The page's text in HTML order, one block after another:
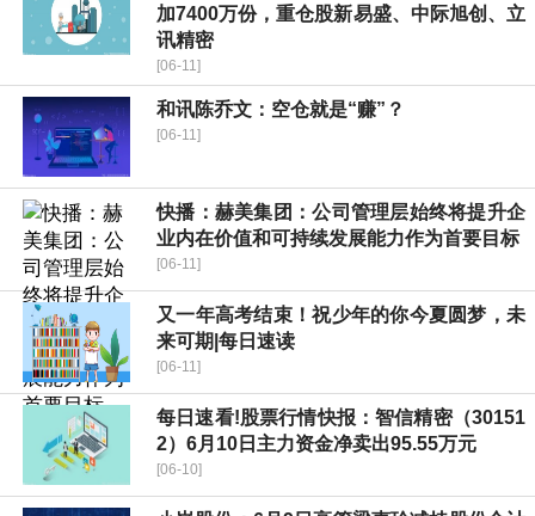
加7400万份，重仓股新易盛、中际旭创、立
讯精密
[06-11]
和讯陈乔文：空仓就是“赚”？
[06-11]
快播：赫美集团：公司管理层始终将提升企
业内在价值和可持续发展能力作为首要目标
[06-11]
又一年高考结束！祝少年的你今夏圆梦，未
来可期|每日速读
[06-11]
每日速看!股票行情快报：智信精密（30151
2）6月10日主力资金净卖出95.55万元
[06-10]